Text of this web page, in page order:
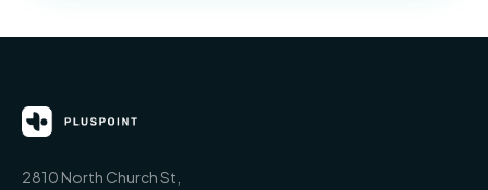
2810 North Church St,